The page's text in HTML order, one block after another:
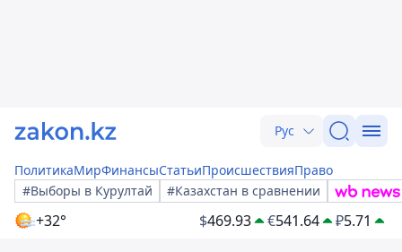
Рус
ПолитикаМирФинансыСтатьиПроисшествияПраво
#Выборы в Курултай
#Казахстан в сравнении
+32° $469.93 €541.64 ₽5.71